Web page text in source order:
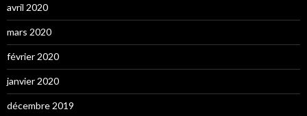
avril 2020
mars 2020
février 2020
janvier 2020
décembre 2019